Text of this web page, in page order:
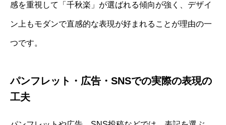
感を重視して「千秋楽」が選ばれる傾向が強く、デザイ
ン上もモダンで直感的な表現が好まれることが理由の一
つです。
パンフレット・広告・SNSでの実際の表現の
工夫